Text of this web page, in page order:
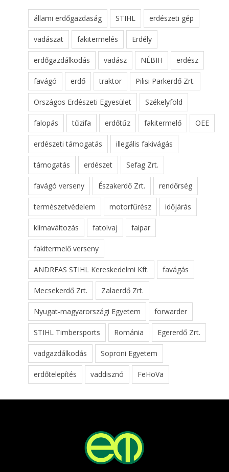
állami erdőgazdaság STIHL erdészeti gép
vadászat fakitermelés Erdély
erdőgazdálkodás vadász NÉBIH erdész
favágó erdő traktor Pilisi Parkerdő Zrt.
Országos Erdészeti Egyesület Székelyföld
falopás tűzifa erdőtűz fakitermelő OEE
erdészeti támogatás illegális fakivágás
támogatás erdészet Sefag Zrt.
favágó verseny Északerdő Zrt. rendőrség
természetvédelem motorfűrész időjárás
klímaváltozás fatolvaj faipar
fakitermelő verseny
ANDREAS STIHL Kereskedelmi Kft. favágás
Mecsekerdő Zrt. Zalaerdő Zrt.
Nyugat-magyarországi Egyetem forwarder
STIHL Timbersports Románia Egererdő Zrt.
vadgazdálkodás Soproni Egyetem
erdőtelepítés vaddisznó FeHoVa